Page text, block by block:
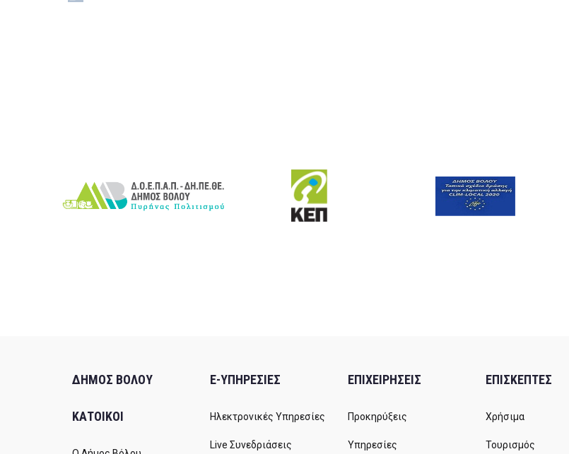
ΔΗΜΟΣ ΒΟΛΟΥ
ΚΑΤΟΙΚΟΙ
E-ΥΠΗΡΕΣΙΕΣ
Ηλεκτρονικές Υπηρεσίες
Live Συνεδριάσεις
ΕΠΙΧΕΙΡΗΣΕΙΣ
Προκηρύξεις
Υπηρεσίες
ΕΠΙΣΚΕΠΤΕΣ
Χρήσιμα
Τουρισμός